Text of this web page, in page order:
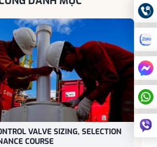
VALVE SIZING, SELECTION
COURSE